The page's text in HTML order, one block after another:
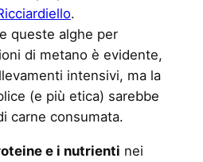
.
queste alghe per
di metano è evidente,
intensivi, ma la
(e più etica) sarebbe
carne consumata.
e i nutrienti nei